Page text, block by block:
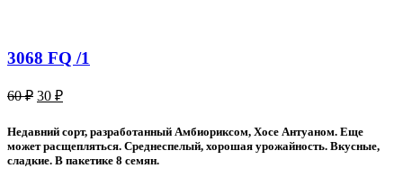
3068 FQ /1
60₽ Первоначальная
составляла
60 ₽.
30 ₽Текущая
30 ₽.
Недавний сорт, разработанный Амбиориксом, Хосе Антуаном. Еще
может расщепляться. Среднеспелый, хорошая урожайность. Вкусные,
сладкие. В пакетике 8 семян.